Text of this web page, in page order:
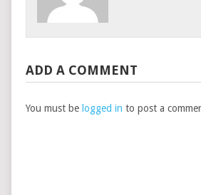
ADD A COMMENT
You must be logged in to post a